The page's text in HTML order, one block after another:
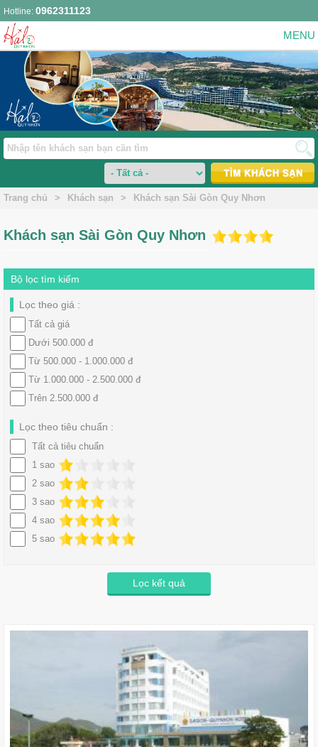
Hotline: 0962311123
Trang chủ > Khách sạn > Khách sạn Sài Gòn Quy Nhơn
Khách sạn Sài Gòn Quy Nhơn
Bộ lọc tìm kiếm
Lọc theo giá :
Tất cả giá
Dưới 500.000 đ
Từ 500.000 - 1.000.000 đ
Từ 1.000.000 - 2.500.000 đ
Trên 2.500.000 đ
Lọc theo tiêu chuẩn :
Tất cả tiêu chuẩn
1 sao
2 sao
3 sao
4 sao
5 sao
Lọc kết quả